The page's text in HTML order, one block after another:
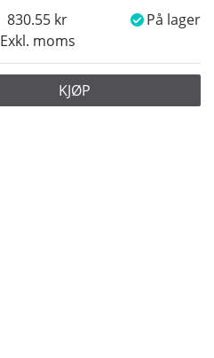
Exkl. moms
830.55 På lager
KJØP